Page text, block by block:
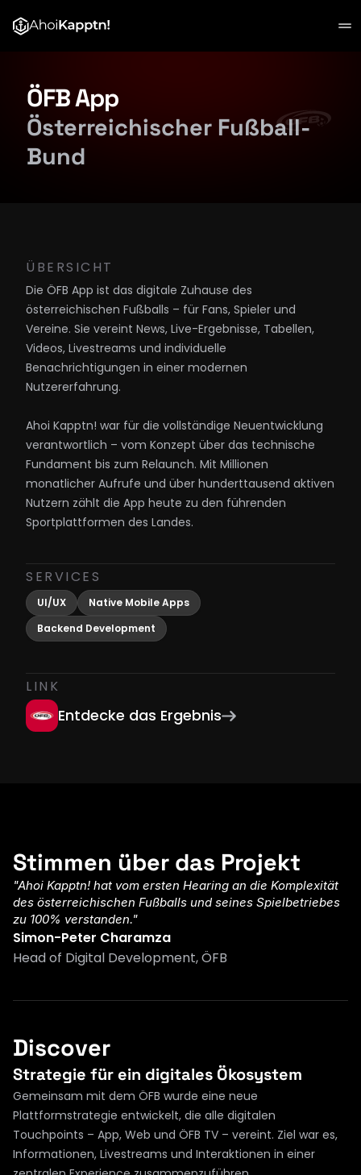
ÖFB App
Österreichischer Fußball-
Bund
ÜBERSICHT
Die ÖFB App ist das digitale Zuhause des
österreichischen Fußballs – für Fans, Spieler und
Vereine. Sie vereint News, Live-Ergebnisse, Tabellen,
Videos, Livestreams und individuelle
Benachrichtigungen in einer modernen
Nutzererfahrung.
Ahoi Kapptn! war für die vollständige Neuentwicklung
verantwortlich – vom Konzept über das technische
Fundament bis zum Relaunch. Mit Millionen
monatlicher Aufrufe und über hunderttausend aktiven
Nutzern zählt die App heute zu den führenden
Sportplattformen des Landes.
SERVICES
UI/UX
Native Mobile Apps
Backend Development
LINK
Entdecke das Ergebnis
Stimmen über das Projekt
"Ahoi Kapptn! hat vom ersten Hearing an die Komplexität
des österreichischen Fußballs und seines Spielbetriebes
zu 100% verstanden."
Simon-Peter Charamza
Head of Digital Development, ÖFB
Discover
Strategie für ein digitales Ökosystem
Gemeinsam mit dem ÖFB wurde eine neue
Plattformstrategie entwickelt, die alle digitalen
Touchpoints – App, Web und ÖFB TV – vereint. Ziel war es,
Informationen, Livestreams und Interaktionen in einer
Kunden
Über Uns